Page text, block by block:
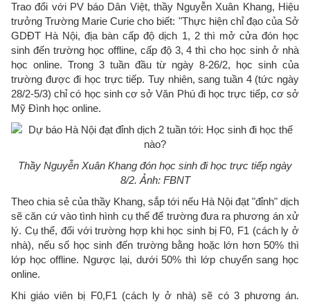
Trao đổi với PV báo Dân Việt, thầy Nguyễn Xuân Khang, Hiệu
trưởng Trường Marie Curie cho biết: "Thực hiện chỉ đạo của Sở
GDĐT Hà Nội, địa bàn cấp độ dịch 1, 2 thì mở cửa đón học
sinh đến trường học offline, cấp độ 3, 4 thì cho học sinh ở nhà
học online. Trong 3 tuần đầu từ ngày 8-26/2, học sinh của
trường được đi học trực tiếp. Tuy nhiên, sang tuần 4 (tức ngày
28/2-5/3) chỉ có học sinh cơ sở Văn Phú đi học trực tiếp, cơ sở
Mỹ Đình học online.
Thầy Nguyễn Xuân Khang đón học sinh đi học trực tiếp ngày
8/2. Ảnh: FBNT
Theo chia sẻ của thầy Khang, sắp tới nếu Hà Nội đạt "đỉnh" dịch
sẽ căn cứ vào tình hình cụ thể để trường đưa ra phương án xử
lý. Cụ thể, đối với trường hợp khi học sinh bị F0, F1 (cách ly ở
nhà), nếu số học sinh đến trường bằng hoặc lớn hơn 50% thì
lớp học offline. Ngược lại, dưới 50% thì lớp chuyển sang học
online.
Khi giáo viên bị F0,F1 (cách ly ở nhà) sẽ có 3 phương án.